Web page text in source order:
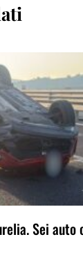
Sei